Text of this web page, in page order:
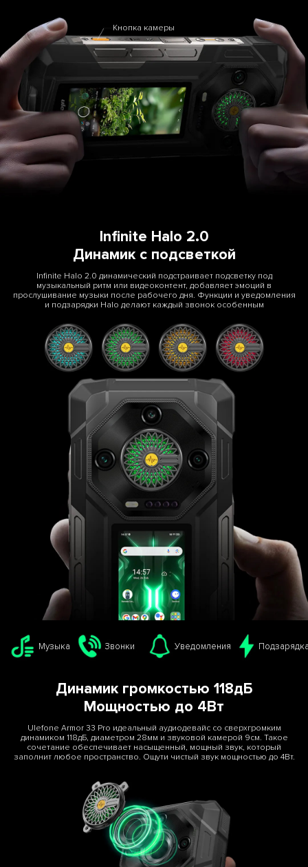
Кнопка камеры
Infinite Halo 2.0
Динамик с подсветкой
Infinite Halo 2.0 динамический подстраивает подсветку под
музыкальный ритм или видеоконтент, добавляет эмоций в
прослушивание музыки после рабочего дня. Функции и уведомления
и подзарядки Halo делают каждый звонок особенным
Музыка Звонки Уведомления
Динамик громкостью 118дБ
Мощностью до 4Вт
Ulefone Armor 33 Pro идеальный аудиодевайс со сверхгромким
динамиком 118дБ, диаметром 28мм и звуковой камерой 9см. Такое
сочетание обеспечивает насыщенный, мощный звук, который
заполнит любое пространство. Ощути чистый звук мощностью до 4Вт.